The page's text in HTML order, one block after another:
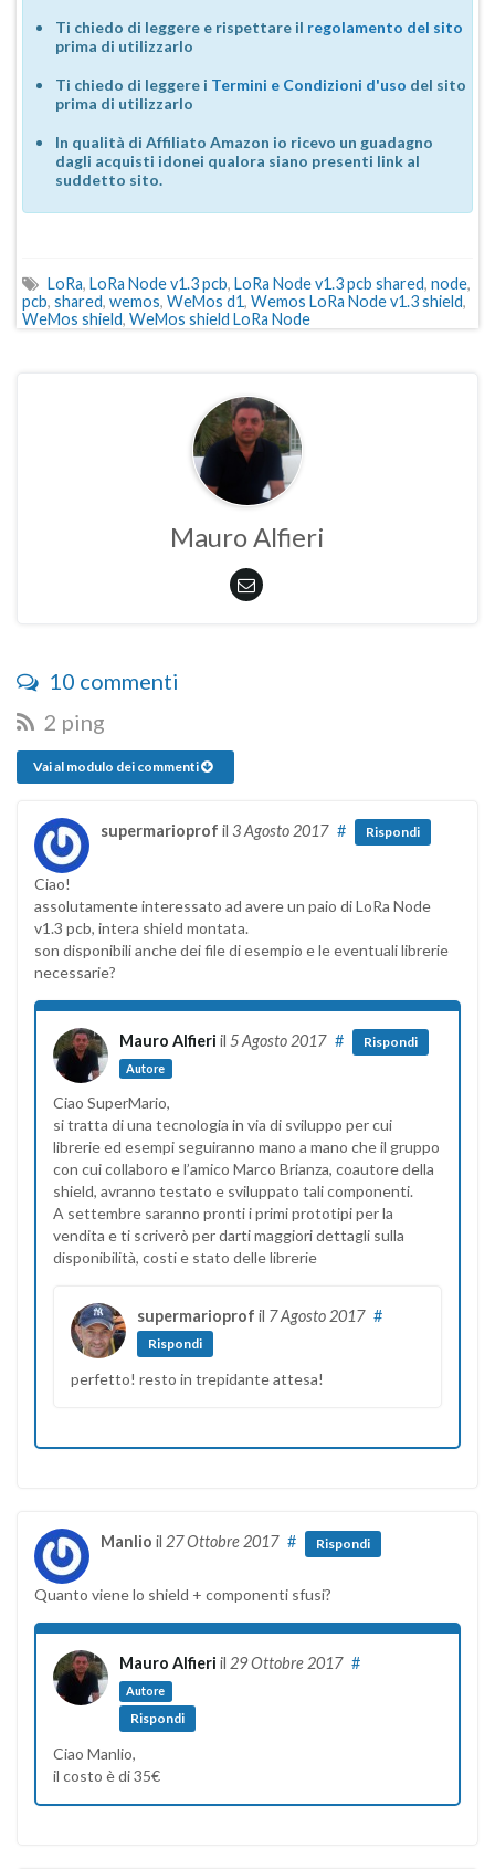
Ti chiedo di leggere e rispettare il regolamento del sito
prima di utilizzarlo
Ti chiedo di leggere i Termini e Condizioni d'uso del sito
prima di utilizzarlo
In qualità di Affiliato Amazon io ricevo un guadagno
dagli acquisti idonei qualora siano presenti link al
suddetto sito.
LoRa, LoRa Node v1.3 pcb, LoRa Node v1.3 pcb shared, node,
pcb, shared, wemos, WeMos d1, Wemos LoRa Node v1.3 shield,
WeMos shield, WeMos shield LoRa Node
Mauro Alfieri
10 commenti
2 ping
Vai al modulo dei commenti
supermarioprof il 3 Agosto 2017 # Rispondi
Ciao!
assolutamente interessato ad avere un paio di LoRa Node
v1.3 pcb, intera shield montata.
son disponibili anche dei file di esempio e le eventuali librerie
necessarie?
Mauro Alfieri il 5 Agosto 2017
Autore
# Rispondi
Ciao SuperMario,
si tratta di una tecnologia in via di sviluppo per cui
librerie ed esempi seguiranno mano a mano che il gruppo
con cui collaboro e l’amico Marco Brianza, coautore della
shield, avranno testato e sviluppato tali componenti.
A settembre saranno pronti i primi prototipi per la
vendita e ti scriverò per darti maggiori dettagli sulla
disponibilità, costi e stato delle librerie
supermarioprof il 7 Agosto 2017 #
Rispondi
perfetto! resto in trepidante attesa!
Manlio il 27 Ottobre 2017 # Rispondi
Quanto viene lo shield + componenti sfusi?
Mauro Alfieri il 29 Ottobre 2017
Autore
#
Rispondi
Ciao Manlio,
il costo è di 35€